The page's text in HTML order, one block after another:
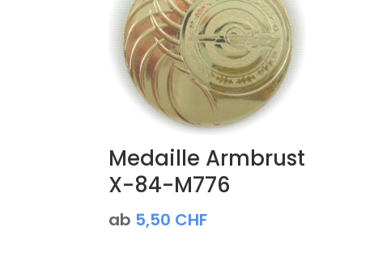
Medaille Armbrust
X-84-M776
ab 5,50 CHF